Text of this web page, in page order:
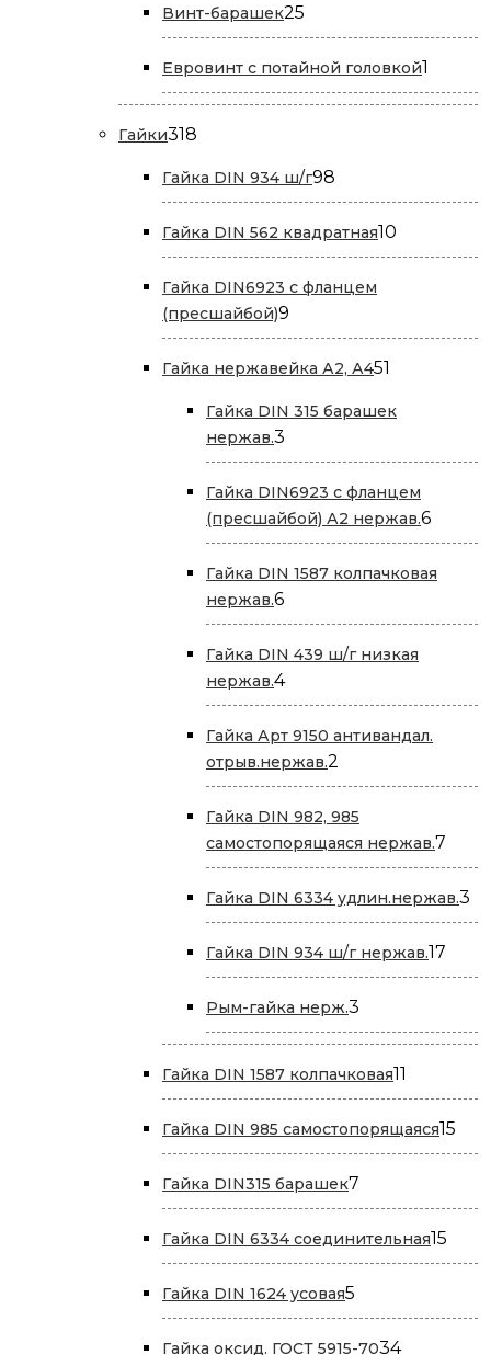
Винт-барашек25
товаров
Евровинт с потайной головкой1
товар
Гайки318
Гайка DIN 934 ш/г98
товаров
Гайка DIN 562 квадратная10
товаров
Гайка DIN6923 с фланцем
(пресшайбой)9
товаров
Гайка нержавейка А2, А451
Гайка DIN 315 барашек
нержав.3
товара
Гайка DIN6923 с фланцем
(пресшайбой) А2 нержав.66
Гайка DIN 1587 колпачковая
нержав.66
товаров
Гайка DIN 439 ш/г низкая
нержав.44
товара
Гайка Арт 9150 антивандал.
отрыв.нержав.2
товара
Гайка DIN 982, 985
самостопорящаяся нержав.7
Гайка DIN 6334 удлин.нержав.3
Гайка DIN 934 ш/г нержав.17
Рым-гайка нерж.3
товара
Гайка DIN 1587 колпачковая11
товаров
Гайка DIN 985 самостопорящаяся15
Гайка DIN315 барашек7
товаров
Гайка DIN 6334 соединительная15
Гайка DIN 1624 усовая5
товаров
Гайка оксид. ГОСТ 5915-703434